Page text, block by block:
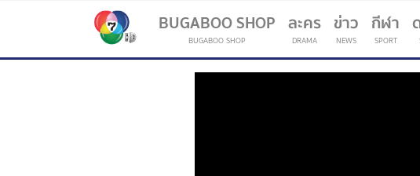
BUGABOO SHOP
BUGABOO SHOP
ละคร
DRAMA
ข่าว
NEWS
กีฬา
SPORT